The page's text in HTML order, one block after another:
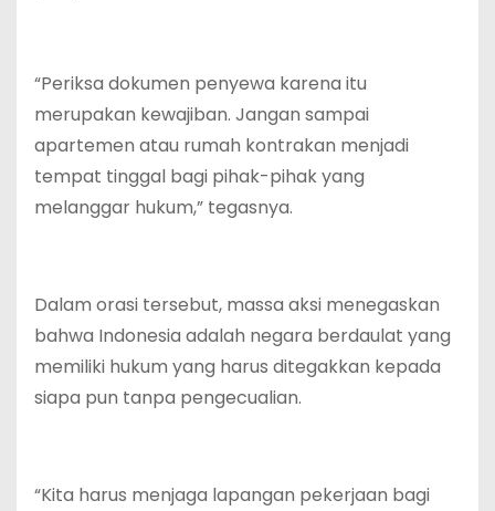
“Periksa dokumen penyewa karena itu
merupakan kewajiban. Jangan sampai
apartemen atau rumah kontrakan menjadi
tempat tinggal bagi pihak-pihak yang
melanggar hukum,” tegasnya.
Dalam orasi tersebut, massa aksi menegaskan
bahwa Indonesia adalah negara berdaulat yang
memiliki hukum yang harus ditegakkan kepada
siapa pun tanpa pengecualian.
“Kita harus menjaga lapangan pekerjaan bagi